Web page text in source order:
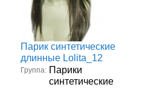
Парик синтетические
длинные Lolita_12
Группа: Парики
синтетические